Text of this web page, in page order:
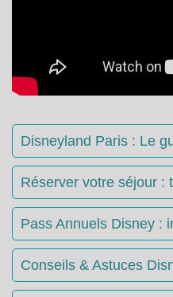
Disneyland Paris : Le
Réserver votre séjour :
Pass Annuels Disney :
Conseils & Astuces